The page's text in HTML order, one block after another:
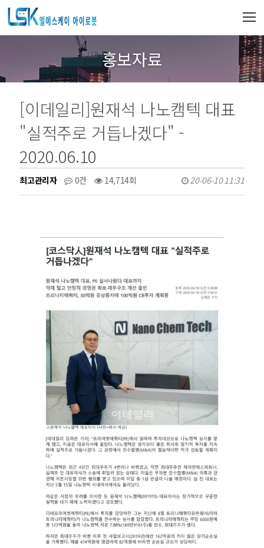
홍보자료
[이데일리]원재석 나노캠텍 대표
"실적주로 거듭나겠다" -
2020.06.10
최고관리자 0건 14,714회 20-06-10 11:31